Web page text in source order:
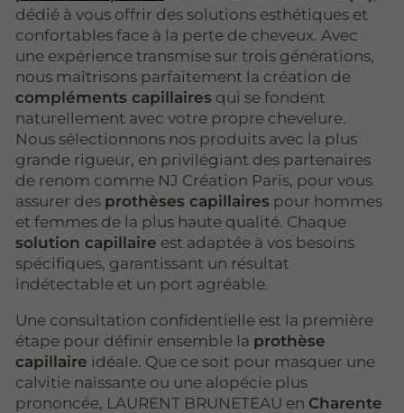
dédié à vous offrir des solutions esthétiques et
confortables face à la perte de cheveux. Avec
une expérience transmise sur trois générations,
nous maîtrisons parfaitement la création de
compléments capillaires qui se fondent
naturellement avec votre propre chevelure.
Nous sélectionnons nos produits avec la plus
grande rigueur, en privilégiant des partenaires
de renom comme NJ Création Paris, pour vous
assurer des prothèses capillaires pour hommes
et femmes de la plus haute qualité. Chaque
solution capillaire est adaptée à vos besoins
spécifiques, garantissant un résultat
indétectable et un port agréable.
Une consultation confidentielle est la première
étape pour définir ensemble la prothèse
capillaire idéale. Que ce soit pour masquer une
calvitie naissante ou une alopécie plus
prononcée, LAURENT BRUNETEAU en Charente